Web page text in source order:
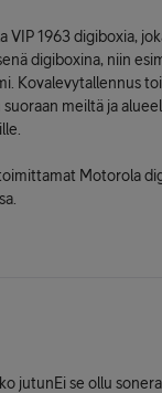
VIP 1963 digiboxia,
digiboxina, niin
Kovalevytallennus
meiltä ja
Motorola
jutunEi se ollu